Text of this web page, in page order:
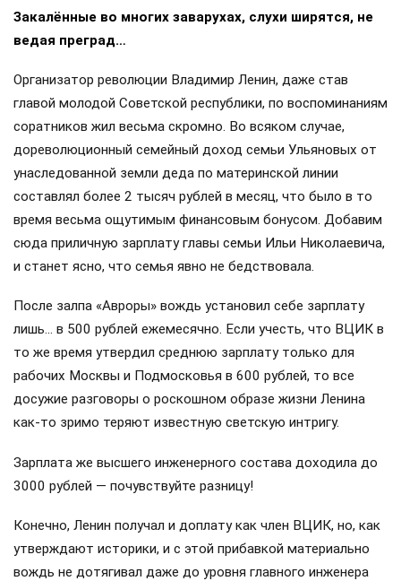
Закалённые во многих заварухах, слухи ширятся, не
ведая преград…
Организатор революции Владимир Ленин, даже став
главой молодой Советской республики, по воспоминаниям
соратников жил весьма скромно. Во всяком случае,
дореволюционный семейный доход семьи Ульяновых от
унаследованной земли деда по материнской линии
составлял более 2 тысяч рублей в месяц, что было в то
время весьма ощутимым финансовым бонусом. Добавим
сюда приличную зарплату главы семьи Ильи Николаевича,
и станет ясно, что семья явно не бедствовала.
После залпа «Авроры» вождь установил себе зарплату
лишь… в 500 рублей ежемесячно. Если учесть, что ВЦИК в
то же время утвердил среднюю зарплату только для
рабочих Москвы и Подмосковья в 600 рублей, то все
досужие разговоры о роскошном образе жизни Ленина
как-то зримо теряют известную светскую интригу.
Зарплата же высшего инженерного состава доходила до
3000 рублей — почувствуйте разницу!
Конечно, Ленин получал и доплату как член ВЦИК, но, как
утверждают историки, и с этой прибавкой материально
вождь не дотягивал даже до уровня главного инженера